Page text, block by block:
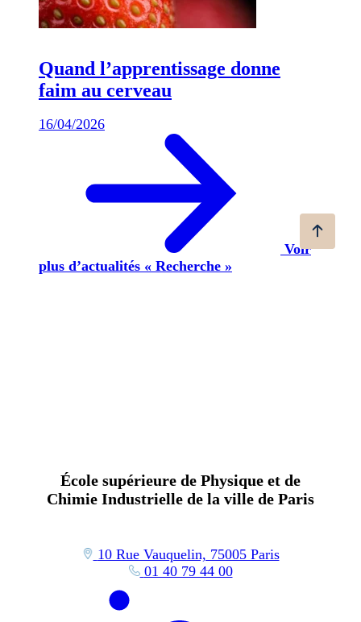
Quand l’apprentissage donne
faim au cerveau
16/04/2026
Voir
plus d’actualités « Recherche »
École supérieure de Physique et de
Chimie Industrielle de la ville de Paris
10 Rue Vauquelin, 75005 Paris
01 40 79 44 00